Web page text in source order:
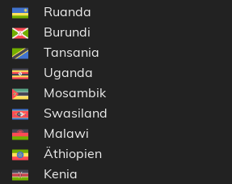
Ruanda
Burundi
Tansania
Uganda
Mosambik
Swasiland
Malawi
Äthiopien
Kenia